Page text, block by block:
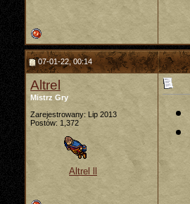
07-01-22, 00:14
Altrel
Mistrz Gry
Zarejestrowany: Lip 2013
Postów: 1,372
Altrel ll